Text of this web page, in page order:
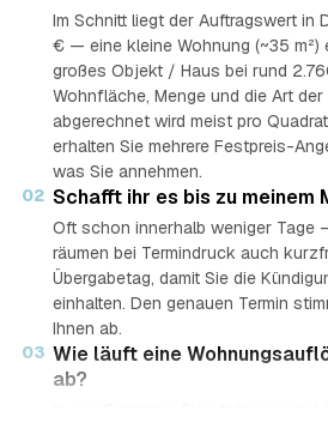
Im Schnitt liegt der Auftragswert in
€ — eine kleine Wohnung (~35 m²)
großes Objekt / Haus bei rund
Wohnfläche, Menge und die Art der
abgerechnet wird meist pro
erhalten Sie mehrere Festpreis-
was Sie annehmen.
02 Schafft ihr es bis zu meinem
Oft schon innerhalb weniger Tage
räumen bei Termindruck auch
Übergabetag, damit Sie die
einhalten. Den genauen Termin
Ihnen ab.
03 Wie läuft eine
ab?